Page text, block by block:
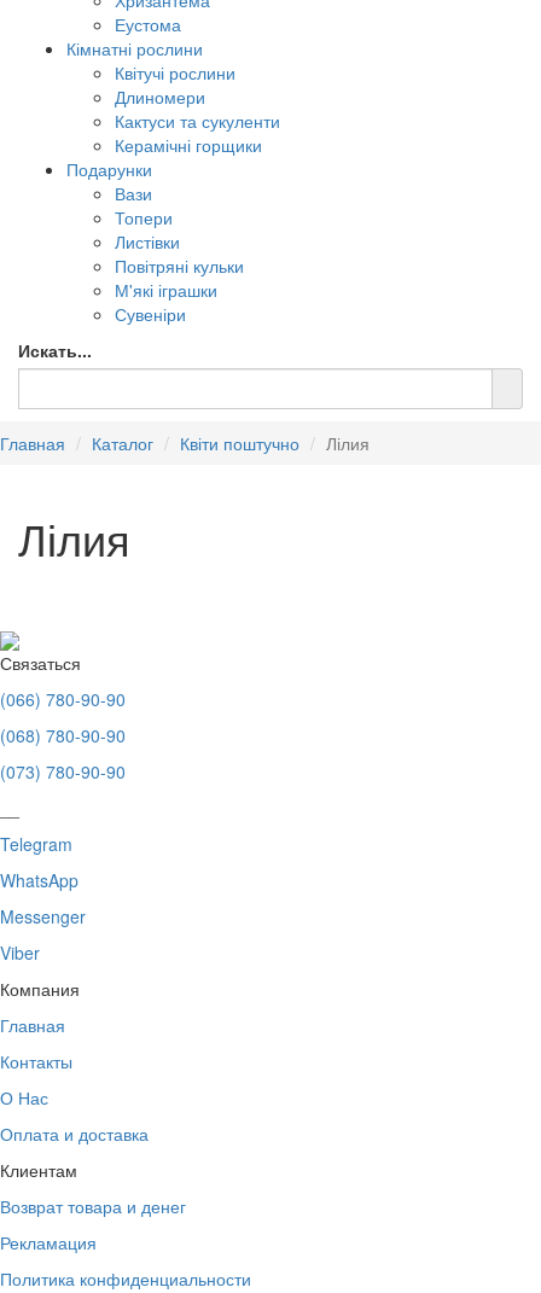
Еустома
Кімнатні рослини
Квітучі рослини
Длиномери
Кактуси та сукуленти
Керамічні горщики
Подарунки
Вази
Топери
Листівки
Повітряні кульки
М'які іграшки
Сувеніри
Искать...
Главная Каталог Квіти поштучно Лілия
Лілия
Связаться
(066) 780-90-90
(068) 780-90-90
(073) 780-90-90
Telegram
WhatsApp
Messenger
Viber
Компания
Главная
Контакты
О Нас
Оплата и доставка
Клиентам
Возврат товара и денег
Рекламация
Политика конфиденциальности